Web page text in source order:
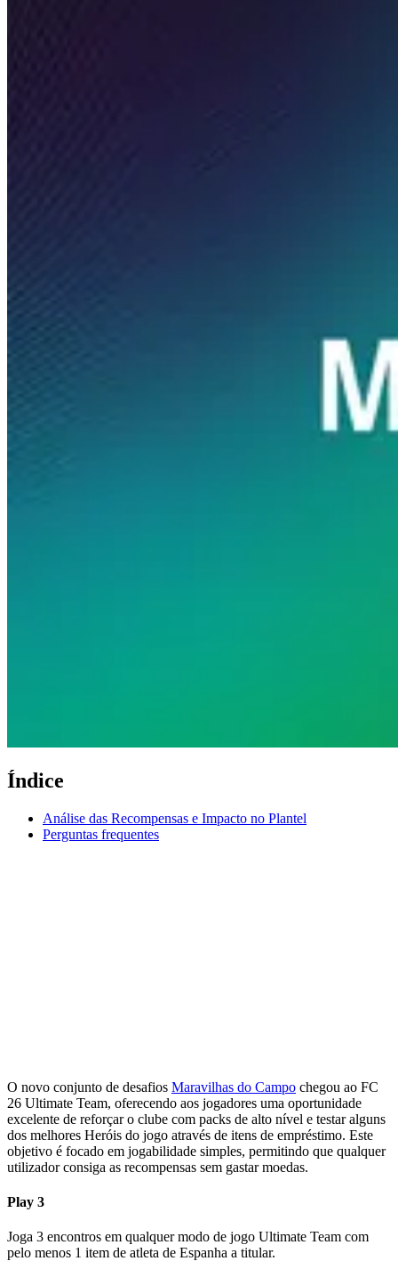
Índice
Análise das Recompensas e Impacto no Plantel
Perguntas frequentes
O novo conjunto de desafios Maravilhas do Campo chegou ao FC
26 Ultimate Team, oferecendo aos jogadores uma oportunidade
excelente de reforçar o clube com packs de alto nível e testar alguns
dos melhores Heróis do jogo através de itens de empréstimo. Este
objetivo é focado em jogabilidade simples, permitindo que qualquer
utilizador consiga as recompensas sem gastar moedas.
Play 3
Joga 3 encontros em qualquer modo de jogo Ultimate Team com
pelo menos 1 item de atleta de Espanha a titular.